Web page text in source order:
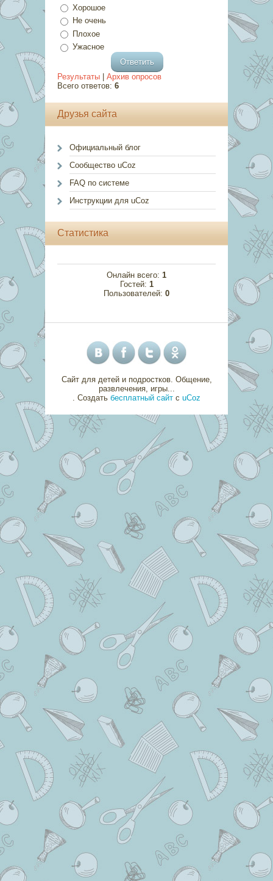
Хорошое
Не очень
Плохое
Ужасное
Результаты
Архив опросов
Всего ответов: 6
Друзья сайта
Официальный блог
Сообщество uCoz
FAQ по системе
Инструкции для uCoz
Статистика
Онлайн всего: 1
Гостей: 1
Пользователей: 0
Сайт для детей и подростков. Общение,
развлечения, игры...
Создать бесплатный сайт с uCoz